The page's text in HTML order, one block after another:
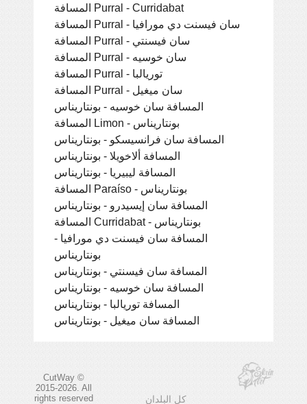
المسافة Purral - Curridabat
المسافة Purral - سان فيسنت دي مورافيا
المسافة Purral - سان فيسنتي
المسافة Purral - سان خوسيه
المسافة Purral - توريالبا
المسافة Purral - سان ميغيل
المسافة سان خوسيه - بونتاريناس
المسافة Limon - بونتاريناس
المسافة سان فرانسيسكو - بونتاريناس
المسافة ألاخويلا - بونتاريناس
المسافة ليبيريا - بونتاريناس
المسافة Paraíso - بونتاريناس
المسافة سان إيسيدرو - بونتاريناس
المسافة Curridabat - بونتاريناس
المسافة سان فيسنت دي مورافيا -
بونتاريناس
المسافة سان فيسنتي - بونتاريناس
المسافة سان خوسيه - بونتاريناس
المسافة توريالبا - بونتاريناس
المسافة سان ميغيل - بونتاريناس
CutWay ©
2015-2026. All
rights reserved
كل البلدان